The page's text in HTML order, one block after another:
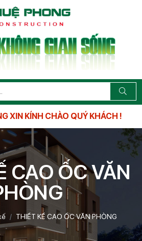
KÍNH CHÀO QUÝ KHÁCH !
CAO ỐC VĂN
THIẾT KẾ CAO ỐC VĂN PHÒNG